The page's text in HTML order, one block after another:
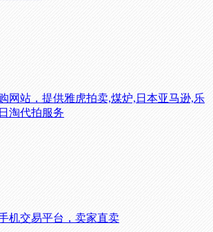
网站，提供雅虎拍卖,煤炉,日本亚马逊,乐
淘代拍服务
机交易平台，卖家直卖